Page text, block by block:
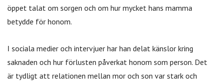
öppet talat om sorgen och om hur mycket hans mamma
betydde för honom.
I sociala medier och intervjuer har han delat känslor kring
saknaden och hur förlusten påverkat honom som person. Det
är tydligt att relationen mellan mor och son var stark och